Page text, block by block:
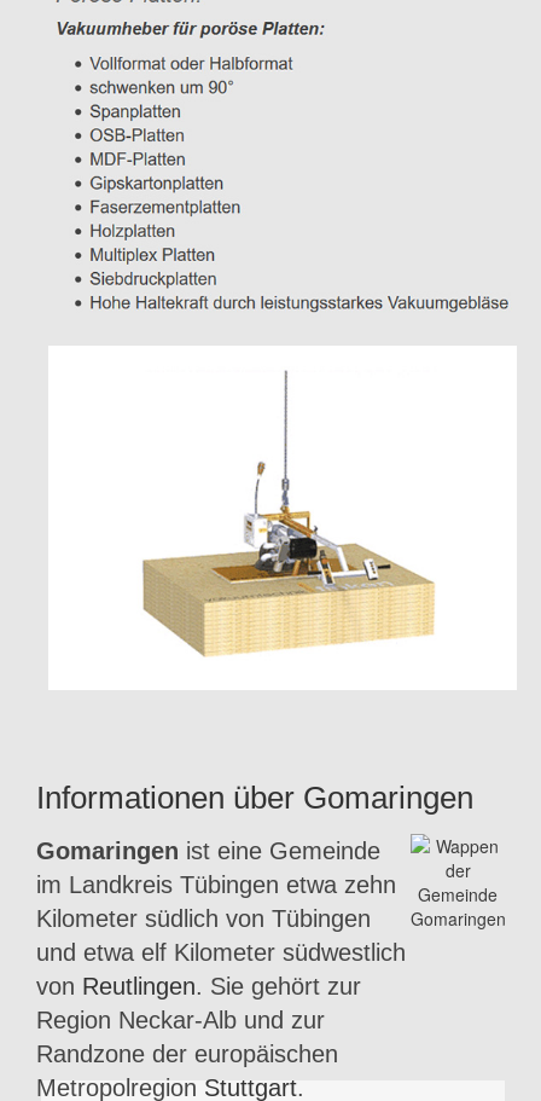
Informationen über Gomaringen
Gomaringen ist eine Gemeinde
im Landkreis Tübingen etwa zehn
Kilometer südlich von Tübingen
und etwa elf Kilometer südwestlich
von Reutlingen. Sie gehört zur
Region Neckar-Alb und zur
Randzone der europäischen
Metropolregion Stuttgart.